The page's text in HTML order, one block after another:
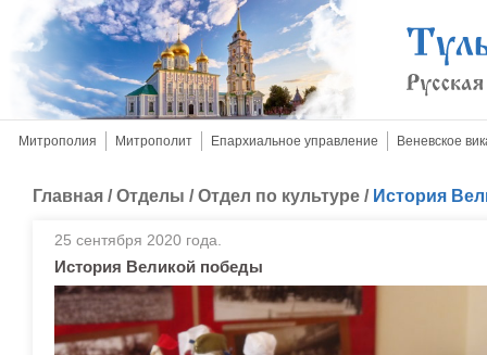
Митрополия Митрополит Епархиальное управление Веневское
Главная /Отделы /Отдел по культуре / История
25 сентября 2020 года.
История Великой победы